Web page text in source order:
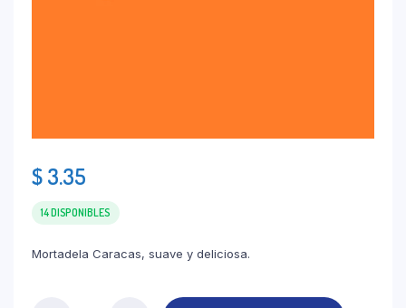
$3.35
14 DISPONIBLES
Mortadela Caracas, suave y deliciosa.